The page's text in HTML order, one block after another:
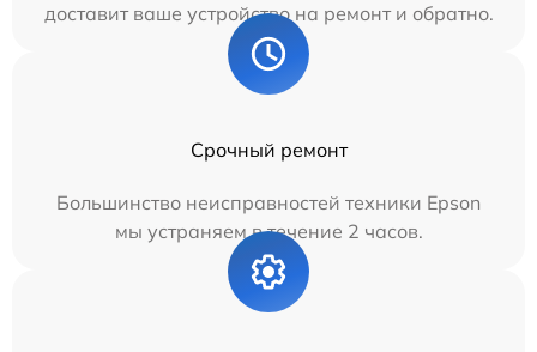
доставит ваше устройство на ремонт и обратно.
Срочный ремонт
Большинство неисправностей техники Epson
мы устраняем в течение 2 часов.